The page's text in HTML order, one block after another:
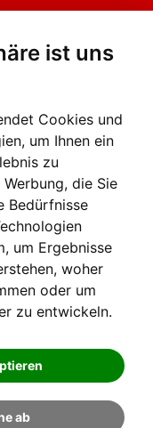
ist uns
Cookies und
um Ihnen ein
zu
die Sie
Bedürfnisse
um Ergebnisse
woher
oder um
zu entwickeln.
ab
sumzug
Liezen
werben?
2226600
Datenschutz